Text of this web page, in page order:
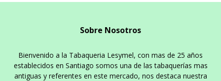
Sobre Nosotros
Bienvenido a la Tabaqueria Lesymel, con mas de 25 años
establecidos en Santiago somos una de las tabaquerías mas
antiguas y referentes en este mercado, nos destaca nuestra